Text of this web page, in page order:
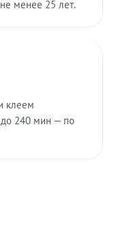
менее 25 лет.
клеем
до 240 мин — по